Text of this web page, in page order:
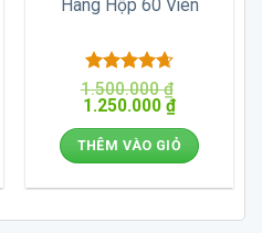
Hãng Hộp 60 Viên
Được xếp
hạng 4.67
1.500.000₫
Giá
là:
1.500.000 ₫.
1.250.000 ₫Giá
tại
là:
THÊM VÀO GIỎ